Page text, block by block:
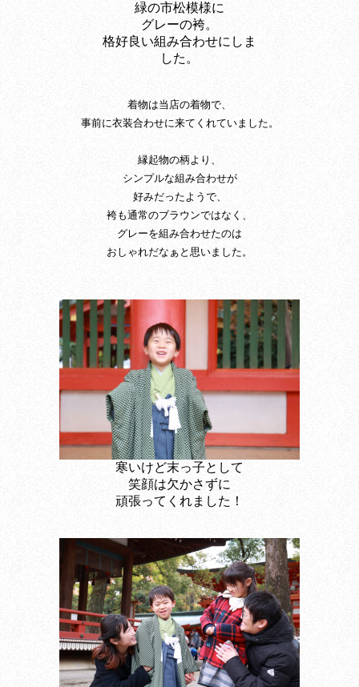
緑の市松模様に
グレーの袴。
格好良い組み合わせにしま
した。
着物は当店の着物で、
事前に衣装合わせに来てくれていました。
縁起物の柄より、
シンプルな組み合わせが
好みだったようで、
袴も通常のブラウンではなく、
グレーを組み合わせたのは
おしゃれだなぁと思いました。
寒いけど末っ子として
笑顔は欠かさずに
頑張ってくれました！